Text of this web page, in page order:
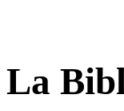
La